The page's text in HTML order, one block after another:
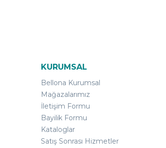
KURUMSAL
Bellona Kurumsal
Mağazalarımız
İletişim Formu
Bayilik Formu
Kataloglar
Satış Sonrası Hizmetler